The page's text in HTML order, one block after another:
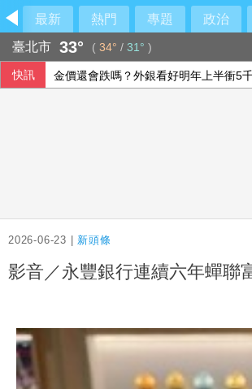
最新 熱門 專題 政治
臺北市 33° ( 34° / 31° )
快訊 金價還會跌嗎？外銀看好明年上半衝5
2026-06-23 | 新頭條
影音／永豐銀行連續六年蟬聯